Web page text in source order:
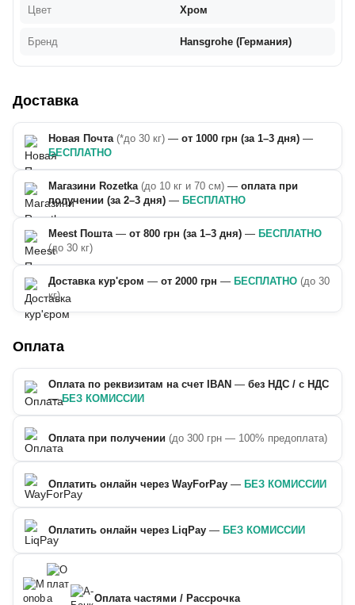
Цвет Хром
Бренд Hansgrohe (Германия)
Доставка
Новая Почта (*до 30 кг) — от 1000 грн (за 1–3 дня) —
БЕСПЛАТНО
Магазини Rozetka (до 10 кг и 70 см) — оплата при
получении (за 2–3 дня) — БЕСПЛАТНО
Meest Пошта — от 800 грн (за 1–3 дня) — БЕСПЛАТНО
(до 30 кг)
Доставка кур'єром — от 2000 грн — БЕСПЛАТНО (до 30
кг)
Оплата
Оплата по реквизитам на счет IBAN — без НДС / с НДС
—БЕЗ КОМИССИИ
Оплата при получении (до 300 грн — 100% предоплата)
Оплатить онлайн через WayForPay — БЕЗ КОМИССИИ
Оплатить онлайн через LiqPay — БЕЗ КОМИССИИ
Оплата частями / Рассрочка